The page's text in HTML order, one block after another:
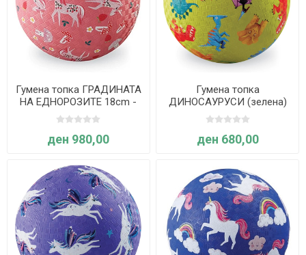
Гумена топка ГРАДИНАТА
НА ЕДНОРОЗИТЕ 18cm -
Crocodile Creek
ден 980,00
Гумена топка
ДИНОСАУРУСИ (зелена)
13cm - Crocodile Creek
ден 680,00